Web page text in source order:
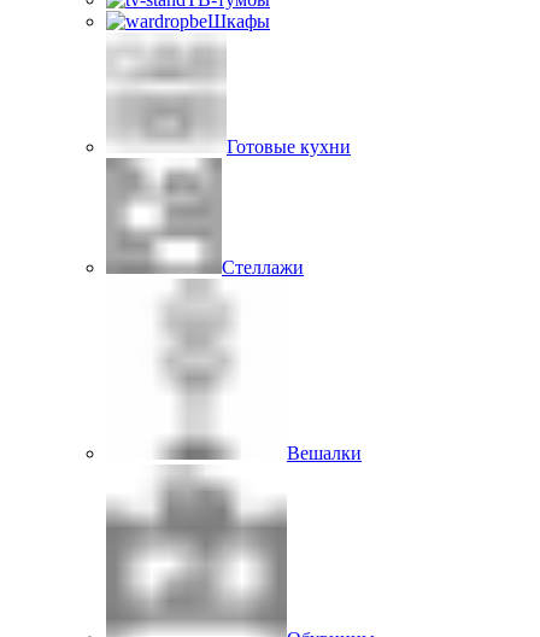
Шкафы
Готовые кухни
Стеллажи
Вешалки